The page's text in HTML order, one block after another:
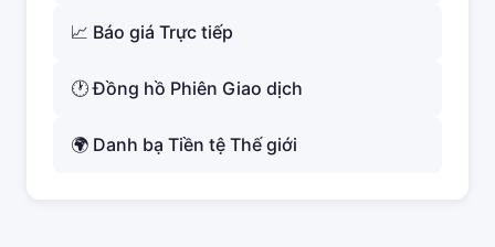
📈 Báo giá Trực tiếp
🕐 Đồng hồ Phiên Giao dịch
🌍 Danh bạ Tiền tệ Thế giới